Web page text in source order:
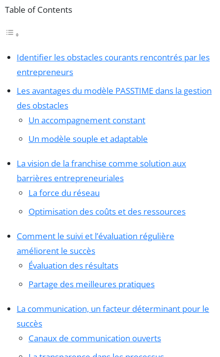
Table of Contents
Identifier les obstacles courants rencontrés par les
entrepreneurs
Les avantages du modèle PASSTIME dans la gestion
des obstacles
Un accompagnement constant
Un modèle souple et adaptable
La vision de la franchise comme solution aux
barrières entrepreneuriales
La force du réseau
Optimisation des coûts et des ressources
Comment le suivi et l’évaluation régulière
améliorent le succès
Évaluation des résultats
Partage des meilleures pratiques
La communication, un facteur déterminant pour le
succès
Canaux de communication ouverts